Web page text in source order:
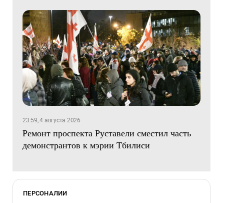
23:59, 4 августа 2026
Ремонт проспекта Руставели сместил часть
демонстрантов к мэрии Тбилиси
ПЕРСОНАЛИИ